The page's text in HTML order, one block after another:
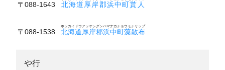
〒088-1643 北海道厚岸郡浜中町貰人
〒088-1538 北海道厚岸郡浜中町藻散布
ホッカイドウアッケシグンハマナカチョウモチリップ
や行